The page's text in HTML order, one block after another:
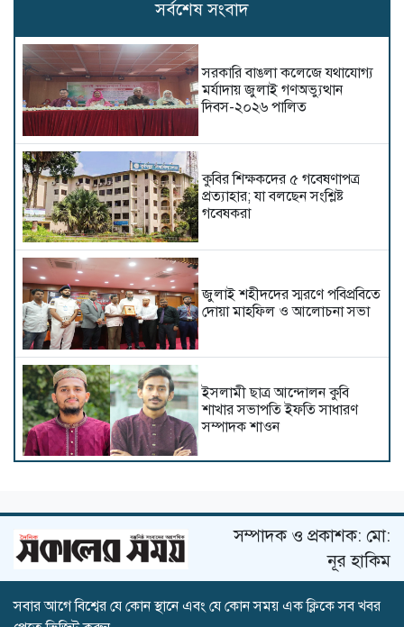
সর্বশেষ সংবাদ
সরকারি বাঙলা কলেজে যথাযোগ্য
মর্যাদায় জুলাই গণঅভ্যুত্থান
দিবস-২০২৬ পালিত
কুবির শিক্ষকদের ৫ গবেষণাপত্র
প্রত্যাহার; যা বলছেন সংশ্লিষ্ট
গবেষকরা
জুলাই শহীদদের স্মরণে পবিপ্রবিতে
দোয়া মাহফিল ও আলোচনা সভা
ইসলামী ছাত্র আন্দোলন কুবি
শাখার সভাপতি ইফতি সাধারণ
সম্পাদক শাওন
কাইয়ুমের পরিবারকে আমন্ত্রণ
জানাতে সাভারে কুবি প্রশাসন
সরকারি বাঙলা কলেজে টাঙ্গাইল
সম্পাদক ও প্রকাশক: মো:
নূর হাকিম
সবার আগে বিশ্বের যে কোন স্থানে এবং যে কোন সময় এক ক্লিকে সব খবর